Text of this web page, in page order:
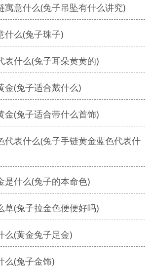
寓意什么(兔子吊坠有什么讲究)
什么(兔子珠子)
表什么(兔子耳朵黄黄的)
金(兔子适合戴什么)
金(兔子适合带什么首饰)
代表什么(兔子手链黄金蓝色代表什
是什么(兔子的本命色)
草(兔子拉金色便便好吗)
么(黄金兔子足金)
么(兔子金饰)